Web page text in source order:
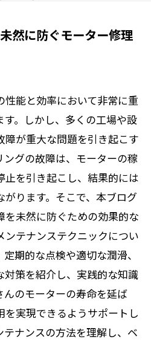
然に防ぐモーター修理
能と効率において非常に重
。しかし、多くの工場や設
が重大な問題を引き起こす
ングの故障は、モーターの稼
を引き起こし、結果的には
ります。そこで、本ブログ
を未然に防ぐための効果的な
ンテナンステクニックについ
期的な点検や適切な潤滑、
策を紹介し、実践的な知識
のモーターの寿命を延ば
を実現できるようサポートし
テナンスの方法を理解し、ベ